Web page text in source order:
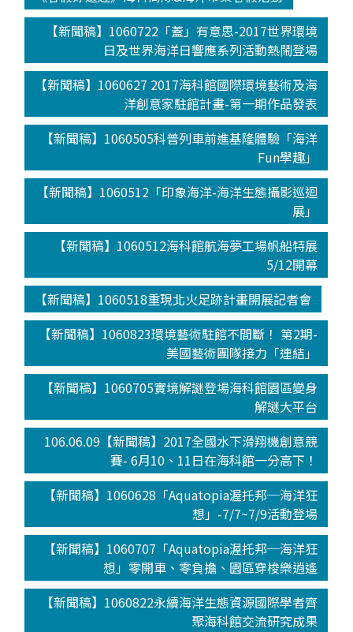
【新聞稿】1060722「蓋」有意思-2017世界環境
日及世界海洋日響應系列活動熱鬧登場
【新聞稿】1060627 2017海科館國際環境藝術及海
洋創意家駐館計畫-第一期作品發表
【新聞稿】1060505科普列車前進基隆體驗「海洋
Fun學趣」
【新聞稿】1060512「印象海洋-海洋生態攝影巡迴
展」
【新聞稿】1060512海科館航海夢工場帆船特展
5/12開幕
【新聞稿】1060518重現北火足跡計畫開展記者會
【新聞稿】1060823環境藝術駐館不間斷！ 第2期-
美國藝術團隊接力「連結」
【新聞稿】1060705實境解謎登場海科館園區變身
解謎大平台
106.06.09【新聞稿】2017全國水下滑翔機創意競
賽- 6月10、11日在海科館一分高下！
【新聞稿】1060628「Aquatopia渥托邦─海洋狂
想」-7/7~7/9活動登場
【新聞稿】1060707「Aquatopia渥托邦─海洋狂
想」零開車、零負擔、園區穿梭樂逍遙
【新聞稿】1060822永續海洋生態資源國際學者齊
聚海科館交流研究成果